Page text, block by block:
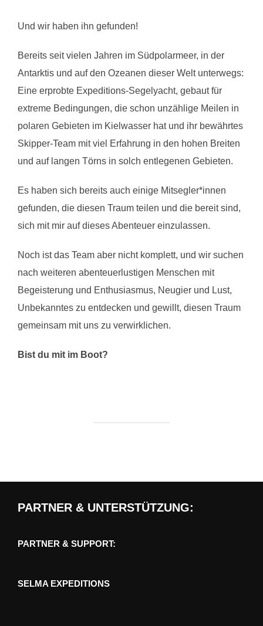
Und wir haben ihn gefunden!
Bereits seit vielen Jahren im Südpolarmeer, in der
Antarktis und auf den Ozeanen dieser Welt unterwegs:
Eine erprobte Expeditions-Segelyacht, gebaut für
extreme Bedingungen, die schon unzählige Meilen in
polaren Gebieten im Kielwasser hat und ihr bewährtes
Skipper-Team mit viel Erfahrung in den hohen Breiten
und auf langen Törns in solch entlegenen Gebieten.
Es haben sich bereits auch einige Mitsegler*innen
gefunden, die diesen Traum teilen und die bereit sind,
sich mit mir auf dieses Abenteuer einzulassen.
Noch ist das Team aber nicht komplett, und wir suchen
nach weiteren abenteuerlustigen Menschen mit
Begeisterung und Enthusiasmus, Neugier und Lust,
Unbekanntes zu entdecken und gewillt, diesen Traum
gemeinsam mit uns zu verwirklichen.
Bist du mit im Boot?
PARTNER & UNTERSTÜTZUNG:
PARTNER & SUPPORT:
SELMA EXPEDITIONS